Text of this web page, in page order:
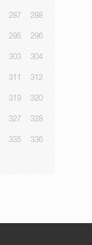
287 288
295 296
303 304
311 312
319 320
327 328
335 336